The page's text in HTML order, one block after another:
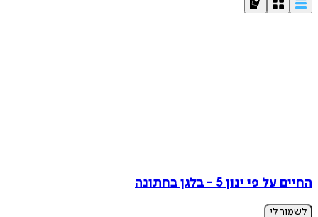
החיים על פי ינון 5 - בלגן בחתונה
לשמור לי